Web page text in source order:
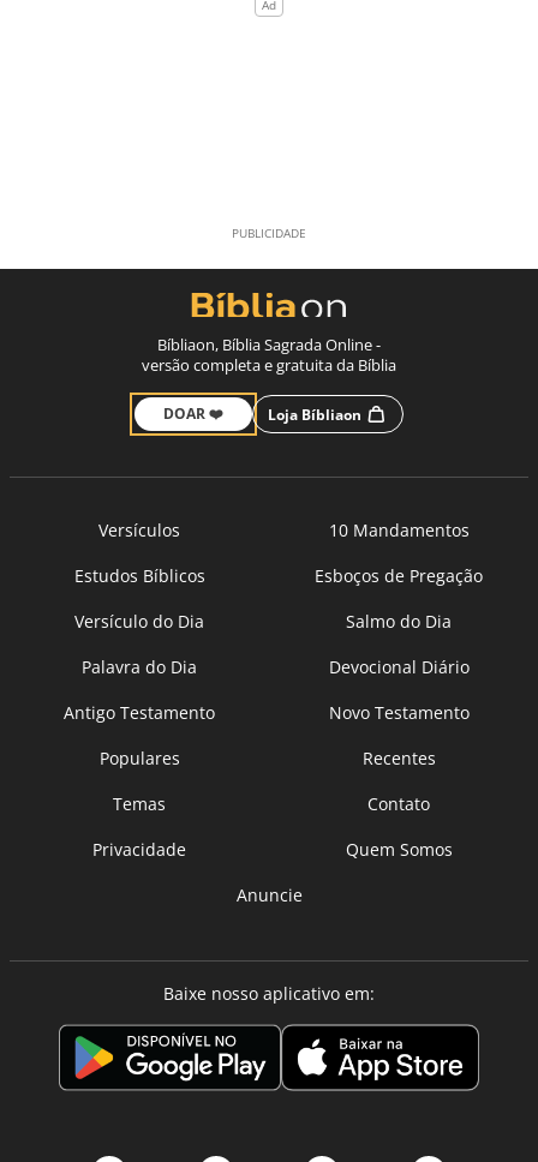
Bíbliaon, Bíblia Sagrada Online -
versão completa e gratuita da Bíblia
DOAR ❤️ Loja Bíbliaon
Versículos
10 Mandamentos
Estudos Bíblicos
Esboços de Pregação
Versículo do Dia
Salmo do Dia
Palavra do Dia
Devocional Diário
Antigo Testamento
Novo Testamento
Populares
Recentes
Temas
Contato
Privacidade
Quem Somos
Anuncie
Baixe nosso aplicativo em: